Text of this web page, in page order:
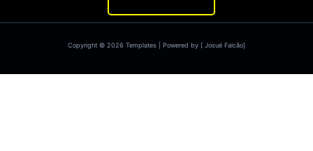
Copyright © 2026 Templates | Powered by [ Josué Falcão]